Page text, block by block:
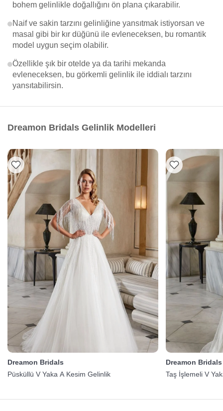
bohem gelinlikle doğallığını ön plana çıkarabilir.
Naif ve sakin tarzını gelinliğine yansıtmak istiyorsan ve
masal gibi bir kır düğünü ile evleneceksen, bu romantik
model uygun seçim olabilir.
Özellikle şık bir otelde ya da tarihi mekanda
evleneceksen, bu görkemli gelinlik ile iddialı tarzını
yansıtabilirsin.
Dreamon Bridals Gelinlik Modelleri
Dreamon Bridals
Püsküllü V Yaka A Kesim Gelinlik
Dreamon Bridals
Taş İşlemeli V